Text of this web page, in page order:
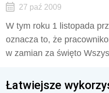
27 paź 2009
W tym roku 1 listopada
oznacza to, że
w zamian za święto
Łatwiejsze